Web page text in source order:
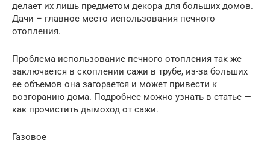
делает их лишь предметом декора для больших домов.
Дачи – главное место использования печного
отопления.
Проблема использование печного отопления так же
заключается в скоплении сажи в трубе, из-за больших
ее объемов она загорается и может привести к
возгоранию дома. Подробнее можно узнать в статье —
как прочистить дымоход от сажи.
Газовое